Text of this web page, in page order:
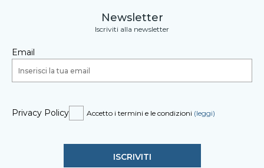
Newsletter
Iscriviti alla newsletter
Email
Privacy Policy Accetto i termini e le condizioni (leggi)